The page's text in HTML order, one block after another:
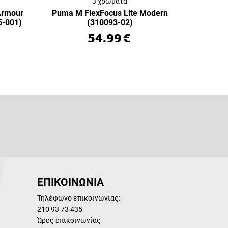
001)
Puma M FlexFocus Lite Modern
(310093-02)
54.99€
ΕΠΙΚΟΙΝΩΝΙΑ
Τηλέφωνο επικοινωνίας:
210 93 73 435
Ώρες επικοινωνίας